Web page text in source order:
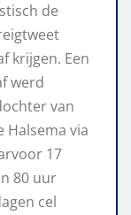
de
krijgen. Een
werd
van
Halsema via
17
80 uur
cel